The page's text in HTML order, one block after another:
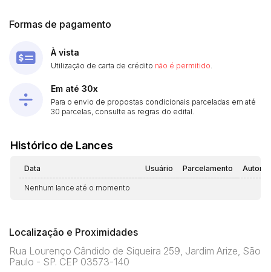
Formas de pagamento
À vista
Utilização de carta de crédito não é permitido
Em até 30x
Para o envio de propostas condicionais parceladas em até
30 parcelas, consulte as regras do edital.
Histórico de Lances
Data Usuário Parcelamento
Nenhum lance até o momento
Localização e Proximidades
Rua Lourenço Cândido de Siqueira 259, Jardim Arize, São
Paulo - SP. CEP 03573-140